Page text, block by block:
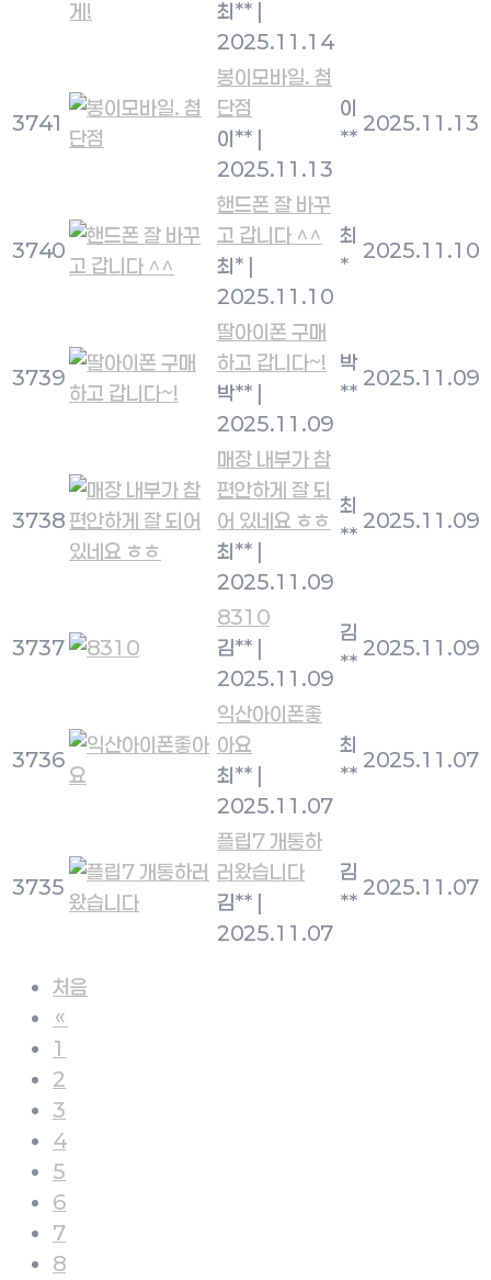
최**
2025.11.14
3741
봉이모바일. 첨
단점
이**
2025.11.13
이
**
2025.11.13
3740
핸드폰 잘 바꾸
고 갑니다 ^^
최*
2025.11.10
최
*
2025.11.10
3739
딸아이폰 구매
하고 갑니다~!
박**
2025.11.09
박
**
2025.11.09
3738
매장 내부가 참
편안하게 잘 되
어 있네요 ㅎㅎ
최**
2025.11.09
최
**
2025.11.09
3737
8310
김**
2025.11.09
김
**
2025.11.09
3736
익산아이폰좋
아요
최**
2025.11.07
최
**
2025.11.07
3735
플립7 개통하
러왔습니다
김**
2025.11.07
김
**
2025.11.07
처음
«
1
2
3
4
5
6
7
8